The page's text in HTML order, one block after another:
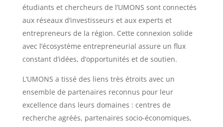
étudiants et chercheurs de l’UMONS sont connectés
aux réseaux d’investisseurs et aux experts et
entrepreneurs de la région. Cette connexion solide
avec l’écosystème entrepreneurial assure un flux
constant d’idées, d’opportunités et de soutien.
L’UMONS a tissé des liens très étroits avec un
ensemble de partenaires reconnus pour leur
excellence dans leurs domaines : centres de
recherche agréés, partenaires socio-économiques,